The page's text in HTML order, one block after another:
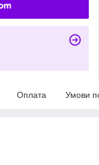
Оплата Умови